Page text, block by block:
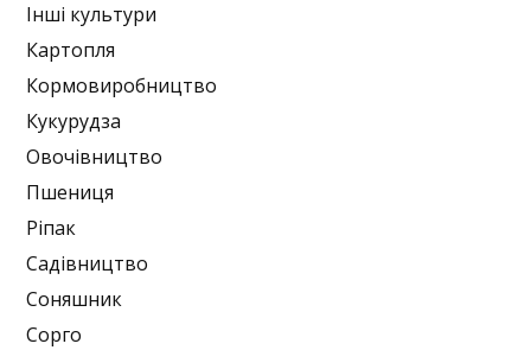
Інші культури
Картопля
Кормовиробництво
Кукурудза
Овочівництво
Пшениця
Ріпак
Садівництво
Соняшник
Сорго